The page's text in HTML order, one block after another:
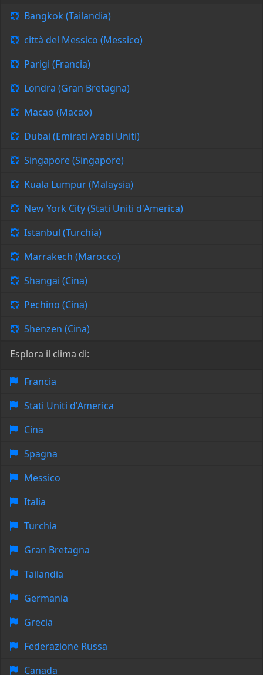
Bangkok (Tailandia)
città del Messico (Messico)
Parigi (Francia)
Londra (Gran Bretagna)
Macao (Macao)
Dubai (Emirati Arabi Uniti)
Singapore (Singapore)
Kuala Lumpur (Malaysia)
New York City (Stati Uniti d'America)
Istanbul (Turchia)
Marrakech (Marocco)
Shangai (Cina)
Pechino (Cina)
Shenzen (Cina)
Esplora il clima di:
Francia
Stati Uniti d'America
Cina
Spagna
Messico
Italia
Turchia
Gran Bretagna
Tailandia
Germania
Grecia
Federazione Russa
Canada